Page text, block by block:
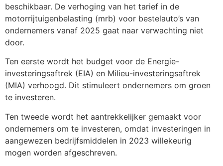
beschikbaar. De verhoging van het tarief in de
motorrijtuigenbelasting (mrb) voor bestelauto’s van
ondernemers vanaf 2025 gaat naar verwachting niet
door.
Ten eerste wordt het budget voor de Energie-
investeringsaftrek (EIA) en Milieu-investeringsaftrek
(MIA) verhoogd. Dit stimuleert ondernemers om groen
te investeren.
Ten tweede wordt het aantrekkelijker gemaakt voor
ondernemers om te investeren, omdat investeringen in
aangewezen bedrijfsmiddelen in 2023 willekeurig
mogen worden afgeschreven.